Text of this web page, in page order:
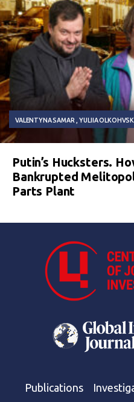
VALENTYNA SAMAR YULIIA
Putin’s Hucksters.
Bankrupted
Parts Plant
Publications